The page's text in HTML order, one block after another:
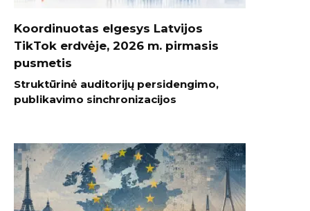
Koordinuotas elgesys Latvijos
TikTok erdvėje, 2026 m. pirmasis
pusmetis
Struktūrinė auditorijų persidengimo,
publikavimo sinchronizacijos